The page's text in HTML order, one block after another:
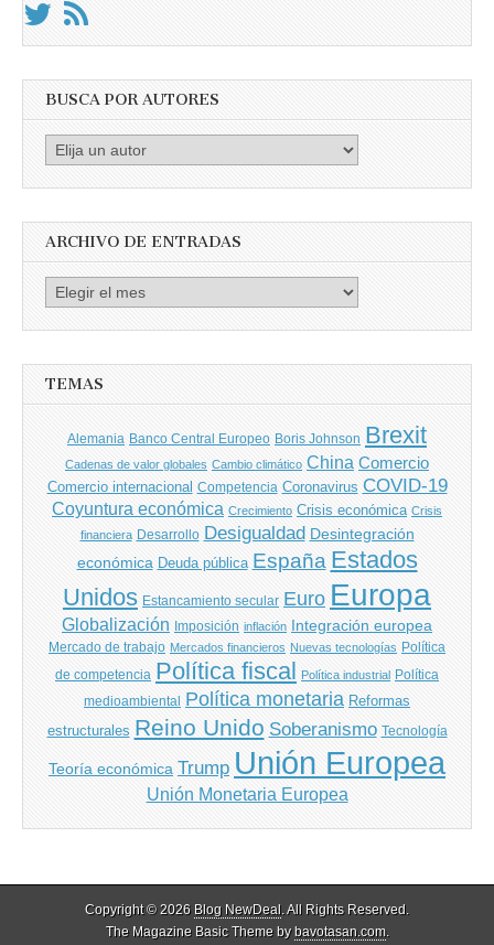
BUSCA POR AUTORES
Busca
ARCHIVO DE ENTRADAS
Archivo
TEMAS
Alemania Banco Central Europeo Boris Johnson Brexit
Cadenas de valor globales Cambio climático China Comercio
Comercio internacional Competencia Coronavirus COVID-19
Coyuntura económica Crecimiento Crisis económica Crisis
financiera Desarrollo Desigualdad Desintegración
económica Deuda pública España Estados
Unidos Estancamiento secular Euro Europa
Globalización Imposición inflación Integración europea
Mercado de trabajo Mercados financieros Nuevas tecnologías Política
de competencia Política fiscal Política industrial Política
medioambiental Política monetaria Reformas
estructurales Reino Unido Soberanismo Tecnología
Teoría económica Trump Unión Europea
Unión Monetaria Europea
Copyright © 2026 Blog NewDeal. All Rights Reserved.
The Magazine Basic Theme bybavotasan.com.